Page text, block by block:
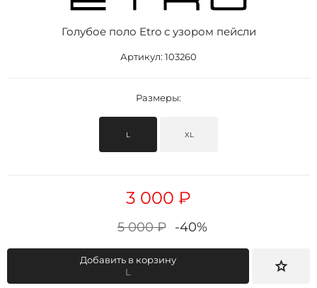
Голубое поло Etro с узором пейсли
Артикул: 103260
Размеры:
L XL
3 000 ₽
5 000 ₽ -40%
Добавить в корзину
L